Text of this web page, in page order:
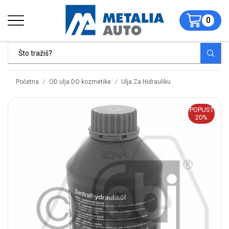
0
Početna / OD ulja DO kozmetike / Ulja Za Hidrauliku
POPUST
20%